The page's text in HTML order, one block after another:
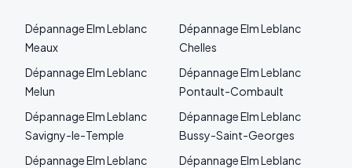
DépannageElm Leblanc
Meaux
DépannageElm Leblanc
Chelles
DépannageElm Leblanc
Melun
DépannageElm Leblanc
Pontault-Combault
DépannageElm Leblanc
Savigny-le-Temple
DépannageElm Leblanc
Bussy-Saint-Georges
DépannageElm Leblanc
DépannageElm Leblanc